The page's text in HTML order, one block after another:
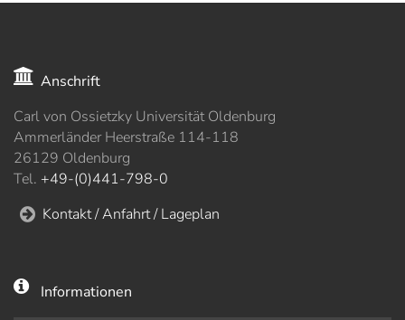
Anschrift
Carl von Ossietzky Universität Oldenburg
Ammerländer Heerstraße 114-118
26129 Oldenburg
Tel. +49-(0)441-798-0
Kontakt / Anfahrt / Lageplan
Informationen